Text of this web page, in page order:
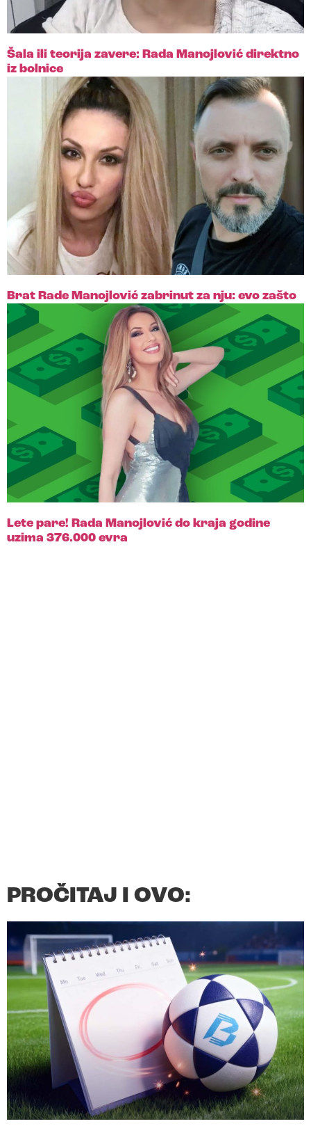
Šala ili teorija zavere: Rada Manojlović direktno
iz bolnice
Brat Rade Manojlović zabrinut za nju: evo zašto
Lete pare! Rada Manojlović do kraja godine
uzima 376.000 evra
PROČITAJ I OVO: